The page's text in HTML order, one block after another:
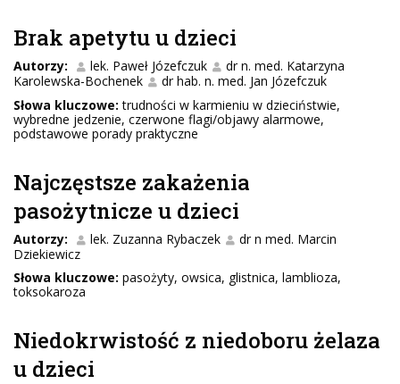
Brak apetytu u dzieci
Autorzy: lek. Paweł Józefczuk
dr n. med. Katarzyna
Karolewska-Bochenek
dr hab. n. med. Jan Józefczuk
Słowa kluczowe: trudności w karmieniu w dzieciństwie,
wybredne jedzenie, czerwone flagi/objawy alarmowe,
podstawowe porady praktyczne
Najczęstsze zakażenia
pasożytnicze u dzieci
Autorzy: lek. Zuzanna Rybaczek
dr n med. Marcin
Dziekiewicz
Słowa kluczowe: pasożyty, owsica, glistnica, lamblioza,
toksokaroza
Niedokrwistość z niedoboru żelaza
u dzieci